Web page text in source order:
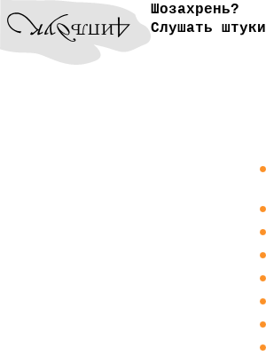
Шозахрень?
Слушать штуки